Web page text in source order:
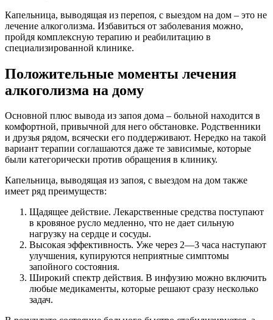
Капельница, выводящая из перепоя, с выездом на дом – это не
лечение алкоголизма. Избавиться от заболевания можно,
пройдя комплексную терапию и реабилитацию в
специализированной клинике.
Положительные моменты лечения
алкоголизма на дому
Основной плюс вывода из запоя дома – больной находится в
комфортной, привычной для него обстановке. Родственники
и друзья рядом, всячески его поддерживают. Нередко на такой
вариант терапии соглашаются даже те зависимые, которые
были категорически против обращения в клинику.
Капельница, выводящая из запоя, с выездом на дом также
имеет ряд преимуществ:
Щадящее действие. Лекарственные средства поступают
в кровяное русло медленно, что не дает сильную
нагрузку на сердце и сосуды.
Высокая эффективность. Уже через 2—3 часа наступают
улучшения, купируются неприятные симптомы
запойного состояния.
Широкий спектр действия. В инфузию можно включить
любые медикаменты, которые решают сразу несколько
задач.